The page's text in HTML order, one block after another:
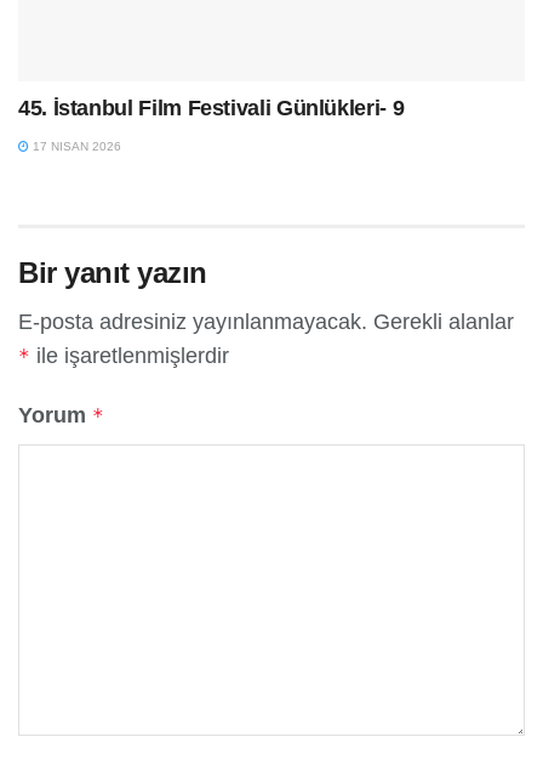
45. İstanbul Film Festivali Günlükleri- 9
17 NISAN 2026
Bir yanıt yazın
E-posta adresiniz yayınlanmayacak. Gerekli alanlar
* ile işaretlenmişlerdir
Yorum *